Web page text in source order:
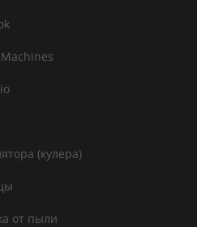
(кулера)
от пыли